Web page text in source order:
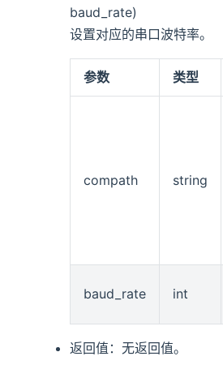
baud_rate)
设置对应的串口波特率。
参数 类型
compath string
baud_rate int
返回值：无返回值。